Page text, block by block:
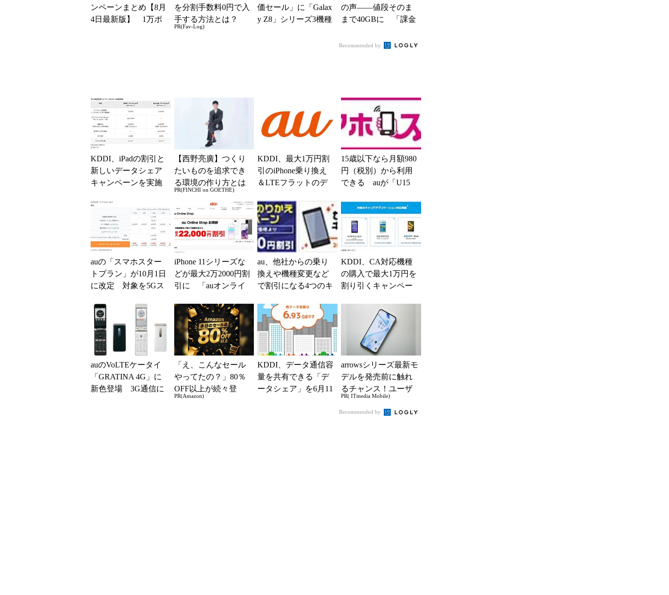
ンペーンまとめ【8月
4日最新版】 1万ポ
を分割手数料0円で入
手する方法とは？
PR(Fav-Log)
価セール」に「Galax
y Z8」シリーズ3機種
の声――値段そのま
まで40GBに 「課金
た」と戸惑いも
Recommended by
KDDI、iPadの割引と
新しいデータシェア
キャンペーンを実施
【西野亮廣】つくり
たいものを追求でき
る環境の作り方とは
PR(FINCHI on GOETHE)
KDDI、最大1万円割
引のiPhone乗り換え
＆LTEフラットのデ
ンを実施
15歳以下なら月額980
円（税別）から利用
できる auが「U15
をスタート 月額...
auの「スマホスター
トプラン」が10月1日
に改定 対象を5Gス
iPhone 11シリーズな
どが最大2万2000円割
引に 「auオンライ
au、他社からの乗り
換えや機種変更など
で割引になる4つのキ
KDDI、CA対応機種
の購入で最大1万円を
割り引くキャンペー
auのVoLTEケータイ
「GRATINA 4G」に
新色登場 3G通信に
「え、こんなセール
やってたの？」80％
OFF以上が続々登
場！Amazonの本気が
PR(Amazon)
KDDI、データ通信容
量を共有できる「デ
ータシェア」を6月11
arrowsシリーズ最新モ
デルを発売前に触れ
るチャンス！ユーザ
ー座談会開催
PR( ITmedia Mobile)
Recommended by